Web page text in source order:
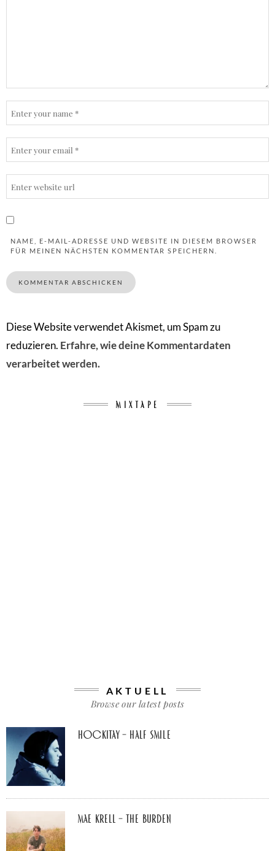
NAME, E-MAIL-ADRESSE UND WEBSITE IN DIESEM BROWSER
FÜR MEINEN NÄCHSTEN KOMMENTAR SPEICHERN.
Diese Website verwendet Akismet, um Spam zu
reduzieren. Erfahre, wie deine Kommentardaten
verarbeitet werden.
MIXTAPE
AKTUELL
Browse our latest posts
Hockitay – half smile
Mae Krell – the burden